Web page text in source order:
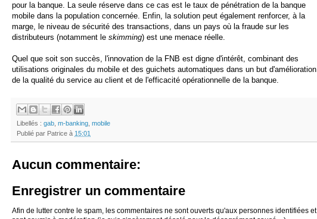
pour la banque. La seule réserve dans ce cas est le taux de pénétration de la banque
mobile dans la population concernée. Enfin, la solution peut également renforcer, à la
marge, le niveau de sécurité des transactions, dans un pays où la fraude sur les
distributeurs (notamment le skimming) est une menace réelle.
Quel que soit son succès, l'innovation de la FNB est digne d'intérêt, combinant des
utilisations originales du mobile et des guichets automatiques dans un but d'amélioration
de la qualité du service au client et de l'efficacité opérationnelle de la banque.
Libellés : gab, m-banking, mobile
Publié par Patrice à 15:01
Aucun commentaire:
Enregistrer un commentaire
Afin de lutter contre le spam, les commentaires ne sont ouverts qu'aux personnes identifiées et